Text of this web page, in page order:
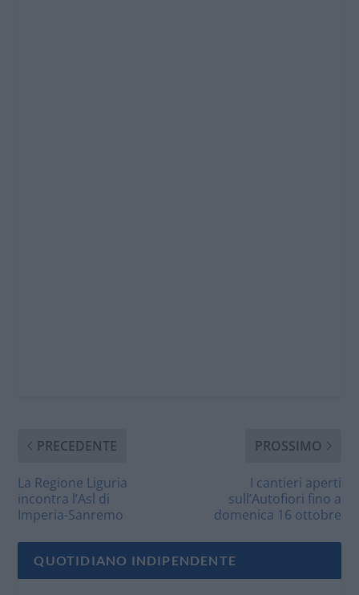
PRECEDENTE
La Regione Liguria
incontra l’Asl di
Imperia-Sanremo
PROSSIMO
I cantieri aperti
sull’Autofiori fino a
domenica 16 ottobre
QUOTIDIANO INDIPENDENTE